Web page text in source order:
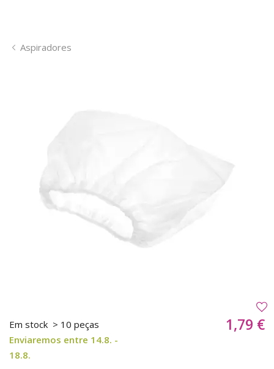
Aspiradores
Em stock > 10 peças
Enviaremos entre 14.8. -
18.8.
1,79 €